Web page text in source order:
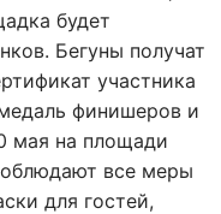
будет
Бегуны получат
участника
финишеров и
мая на площади
все меры
для гостей,